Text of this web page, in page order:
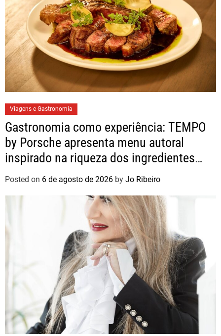
Viagens e Gastronomia
Gastronomia como experiência: TEMPO
by Porsche apresenta menu autoral
inspirado na riqueza dos ingredientes
brasileiros
Posted on 6 de agosto de 2026 by Jo Ribeiro